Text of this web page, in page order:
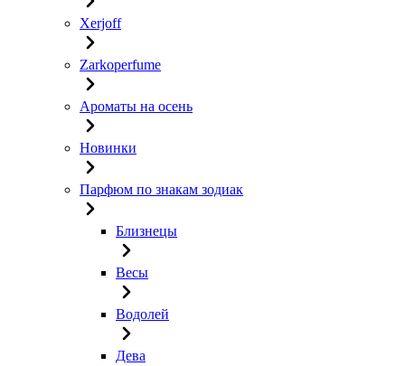
Xerjoff
Zarkoperfume
Ароматы на осень
Новинки
Парфюм по знакам зодиак
Близнецы
Весы
Водолей
Дева